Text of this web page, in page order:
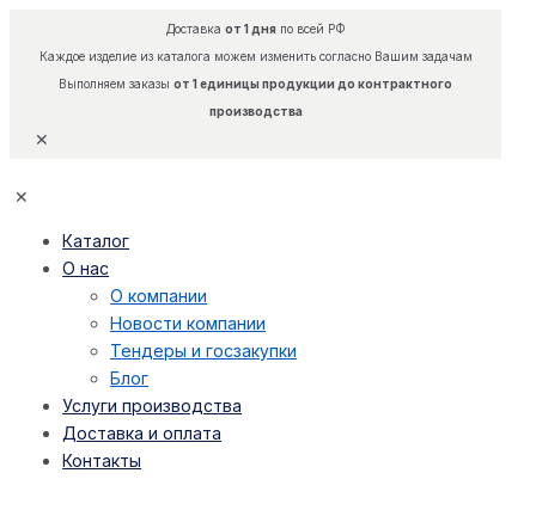
Доставка от 1 дняпо всей РФ
Каждое изделие из каталога можем изменить согласно Вашим задачам
Выполняем заказы от 1 единицы продукции до контрактного
производства
✕
✕
Каталог
О нас
О компании
Новости компании
Тендеры и госзакупки
Блог
Услуги производства
Доставка и оплата
Контакты